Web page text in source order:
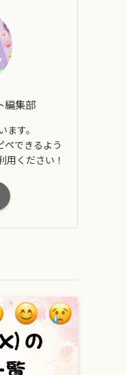
編集部
す。
できるよう
用ください！